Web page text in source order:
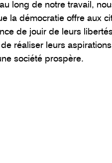
long de notre travail,
la démocratie offre aux
de jouir de leurs libertés
réaliser leurs
société prospère.